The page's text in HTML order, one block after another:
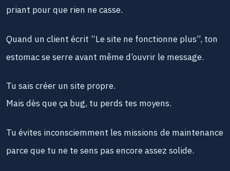
priant pour que rien ne casse.
Quand un client écrit “Le site ne fonctionne plus”, ton
estomac se serre avant même d’ouvrir le message.
Tu sais créer un site propre.
Mais dès que ça bug, tu perds tes moyens.
Tu évites inconsciemment les missions de maintenance
parce que tu ne te sens pas encore assez solide.